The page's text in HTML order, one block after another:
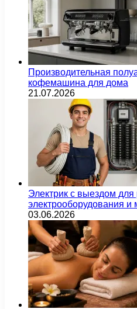
Производительная
кофемашина для дома
21.07.2026
Электрик с выездом для
электрооборудования и
03.06.2026